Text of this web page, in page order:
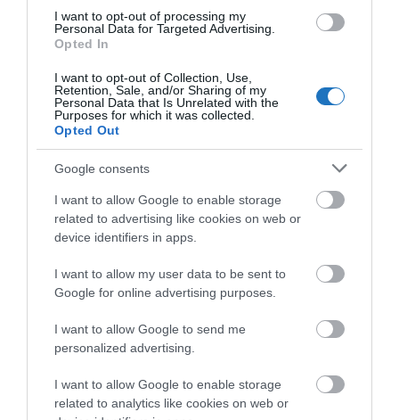
I want to opt-out of processing my
Personal Data for Targeted Advertising.
Opted In
I want to opt-out of Collection, Use,
Retention, Sale, and/or Sharing of my
Personal Data that Is Unrelated with the
Purposes for which it was collected.
Opted Out
Google consents
I want to allow Google to enable storage
related to advertising like cookies on web or
device identifiers in apps.
I want to allow my user data to be sent to
Google for online advertising purposes.
I want to allow Google to send me
personalized advertising.
I want to allow Google to enable storage
related to analytics like cookies on web or
Fotó: Aleksandar Gospić
Védett öbölPag szigetén
, és csendes, köves part,
amely fölé 3 hatalmas szikla, valamint egy híres
mászófal magasodik, amely jellegzetessé teszi.
Fekvése miatt igazán különleges, egyedi, aki a
természetet szereti, itt igazán otthon érezheti
magát!
3. Brac sziget, Aranyszarv strand (Zlatni
Ez a strand igazán különleges, felülnézetből